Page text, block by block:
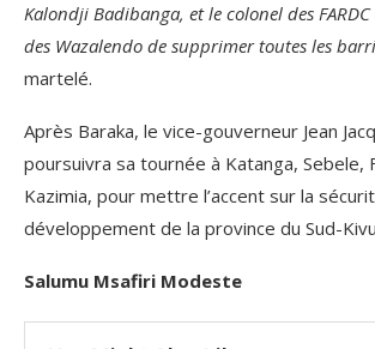
Kalondji Badibanga, et le colonel des
des Wazalendo de supprimer toutes les
martelé.
Après Baraka, le vice-gouverneur Jean
poursuivra sa tournée à Katanga, Sebele,
Kazimia, pour mettre l’accent sur la
développement de la province du Sud-
Salumu Msafiri Modeste